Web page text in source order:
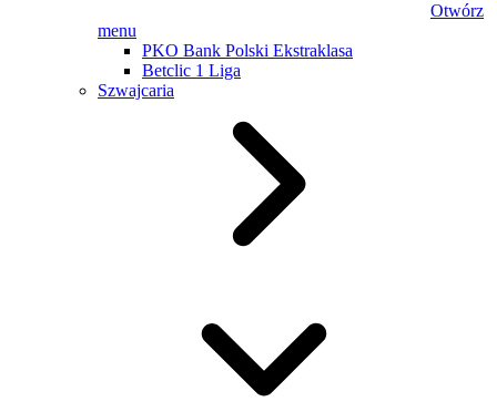
Otwórz
menu
PKO Bank Polski Ekstraklasa
Betclic 1 Liga
Szwajcaria